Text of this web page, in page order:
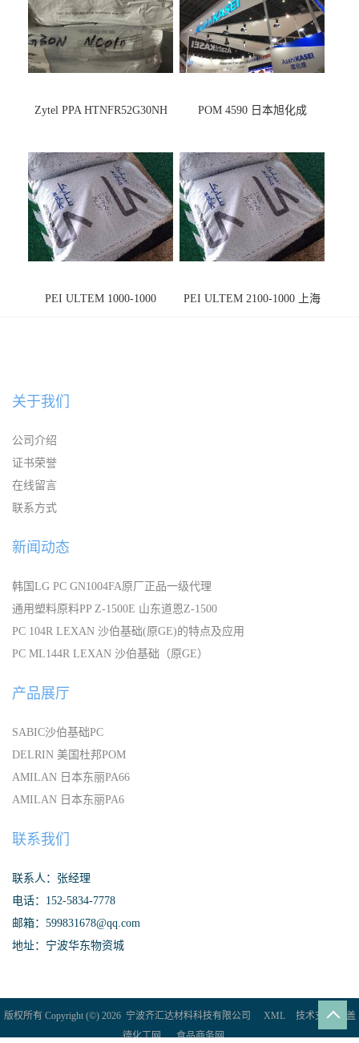
Zytel PPA HTNFR52G30NH POM 4590 日本旭化成
PEI ULTEM 1000-1000
PEI ULTEM 2100-1000 上海
关于我们
公司介绍
证书荣誉
在线留言
联系方式
新闻动态
韩国LG PC GN1004FA原厂正品一级代理
通用塑料原料PP Z-1500E 山东道恩Z-1500
PC 104R LEXAN 沙伯基础(原GE)的特点及应用
PC ML144R LEXAN 沙伯基础（原GE）
产品展厅
SABIC沙伯基础PC
DELRIN 美国杜邦POM
AMILAN 日本东丽PA66
AMILAN 日本东丽PA6
联系我们
联系人：张经理
电话：152-5834-7778
邮箱：599831678@qq.com
地址：宁波华东物资城
版权所有 Copyright (©) 2026 宁波齐汇达材料科技有限公司 XML 技术支持：
盖
德化工网
食品商务网